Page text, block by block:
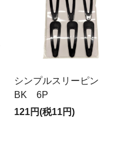
シンプルスリーピン
BK 6P
121円(税11円)